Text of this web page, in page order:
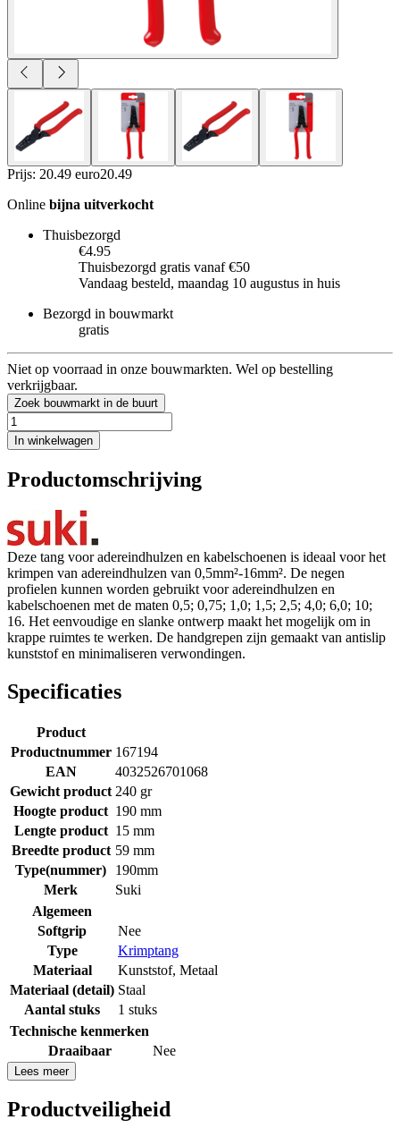
Prijs: 20.49 euro20.49
Online bijna uitverkocht
Thuisbezorgd
€4.95
Thuisbezorgd gratis vanaf €50
Vandaag besteld, maandag 10 augustus in huis
Bezorgd in bouwmarkt
gratis
Niet op voorraad in onze bouwmarkten. Wel op bestelling
verkrijgbaar.
Zoek bouwmarkt in de buurt
In winkelwagen
Productomschrijving
Deze tang voor adereindhulzen en kabelschoenen is ideaal voor het
krimpen van adereindhulzen van 0,5mm²-16mm². De negen
profielen kunnen worden gebruikt voor adereindhulzen en
kabelschoenen met de maten 0,5; 0,75; 1,0; 1,5; 2,5; 4,0; 6,0; 10;
16. Het eenvoudige en slanke ontwerp maakt het mogelijk om in
krappe ruimtes te werken. De handgrepen zijn gemaakt van antislip
kunststof en minimaliseren verwondingen.
Specificaties
Product
Productnummer 167194
EAN
4032526701068
Gewicht product 240 gr
Hoogte product 190 mm
Lengte product 15 mm
Breedte product 59 mm
Type(nummer)
190mm
Merk
Suki
Algemeen
Softgrip
Nee
Type
Krimptang
Materiaal
Kunststof, Metaal
Materiaal (detail) Staal
Aantal stuks
1 stuks
Technische kenmerken
Draaibaar
Nee
Lees meer
Productveiligheid